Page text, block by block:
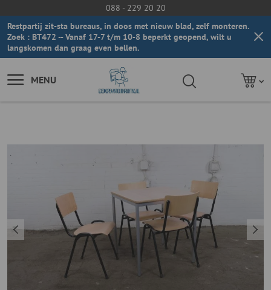
088 - 229 20 20
Restpartij zit-sta bureaus, in doos met nieuw blad, zelf monteren.
Zoek : BT472 -- Vanaf 17-7 t/m 10-8 beperkt geopend, wilt u
langskomen dan graag even bellen.
MENU